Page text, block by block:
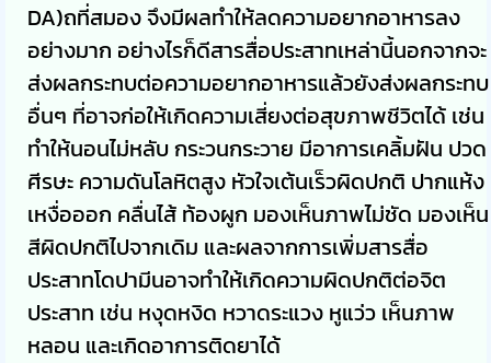
DA)ถที่สมอง จึงมีผลทำให้ลดความอยากอาหารลง
อย่างมาก อย่างไรก็ดีสารสื่อประสาทเหล่านี้นอกจากจะ
ส่งผลกระทบต่อความอยากอาหารแล้วยังส่งผลกระทบ
อื่นๆ ที่อาจก่อให้เกิดความเสี่ยงต่อสุขภาพชีวิตได้ เช่น
ทำให้นอนไม่หลับ กระวนกระวาย มีอาการเคลิ้มฝัน ปวด
ศีรษะ ความดันโลหิตสูง หัวใจเต้นเร็วผิดปกติ ปากแห้ง
เหงื่อออก คลื่นไส้ ท้องผูก มองเห็นภาพไม่ชัด มองเห็น
สีผิดปกติไปจากเดิม และผลจากการเพิ่มสารสื่อ
ประสาทโดปามีนอาจทำให้เกิดความผิดปกติต่อจิต
ประสาท เช่น หงุดหงิด หวาดระแวง หูแว่ว เห็นภาพ
หลอน และเกิดอาการติดยาได้